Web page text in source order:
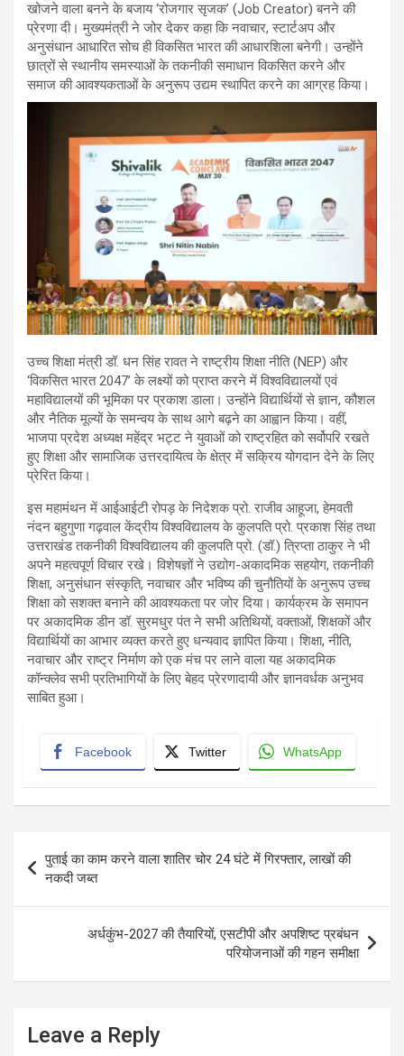
खोजने वाला बनने के बजाय ‘रोजगार सृजक’ (Job Creator) बनने की
प्रेरणा दी। मुख्यमंत्री ने जोर देकर कहा कि नवाचार, स्टार्टअप और
अनुसंधान आधारित सोच ही विकसित भारत की आधारशिला बनेगी। उन्होंने
छात्रों से स्थानीय समस्याओं के तकनीकी समाधान विकसित करने और
समाज की आवश्यकताओं के अनुरूप उद्यम स्थापित करने का आग्रह किया।
उच्च शिक्षा मंत्री डॉ. धन सिंह रावत ने राष्ट्रीय शिक्षा नीति (NEP) और
‘विकसित भारत 2047’ के लक्ष्यों को प्राप्त करने में विश्वविद्यालयों एवं
महाविद्यालयों की भूमिका पर प्रकाश डाला। उन्होंने विद्यार्थियों से ज्ञान, कौशल
और नैतिक मूल्यों के समन्वय के साथ आगे बढ़ने का आह्वान किया। वहीं,
भाजपा प्रदेश अध्यक्ष महेंद्र भट्ट ने युवाओं को राष्ट्रहित को सर्वोपरि रखते
हुए शिक्षा और सामाजिक उत्तरदायित्व के क्षेत्र में सक्रिय योगदान देने के लिए
प्रेरित किया।
इस महामंथन में आईआईटी रोपड़ के निदेशक प्रो. राजीव आहूजा, हेमवती
नंदन बहुगुणा गढ़वाल केंद्रीय विश्वविद्यालय के कुलपति प्रो. प्रकाश सिंह तथा
उत्तराखंड तकनीकी विश्वविद्यालय की कुलपति प्रो. (डॉ.) त्रिप्ता ठाकुर ने भी
अपने महत्वपूर्ण विचार रखे। विशेषज्ञों ने उद्योग-अकादमिक सहयोग, तकनीकी
शिक्षा, अनुसंधान संस्कृति, नवाचार और भविष्य की चुनौतियों के अनुरूप उच्च
शिक्षा को सशक्त बनाने की आवश्यकता पर जोर दिया। कार्यक्रम के समापन
पर अकादमिक डीन डॉ. सुरमधुर पंत ने सभी अतिथियों, वक्ताओं, शिक्षकों और
विद्यार्थियों का आभार व्यक्त करते हुए धन्यवाद ज्ञापित किया। शिक्षा, नीति,
नवाचार और राष्ट्र निर्माण को एक मंच पर लाने वाला यह अकादमिक
कॉन्क्लेव सभी प्रतिभागियों के लिए बेहद प्रेरणादायी और ज्ञानवर्धक अनुभव
साबित हुआ।
Facebook Twitter WhatsApp
navigation
पुताई का काम करने वाला शातिर चोर 24 घंटे में गिरफ्तार, लाखों की
नकदी जब्त
अर्धकुंभ-2027 की तैयारियों, एसटीपी और अपशिष्ट प्रबंधन
परियोजनाओं की गहन समीक्षा
Leave a Reply